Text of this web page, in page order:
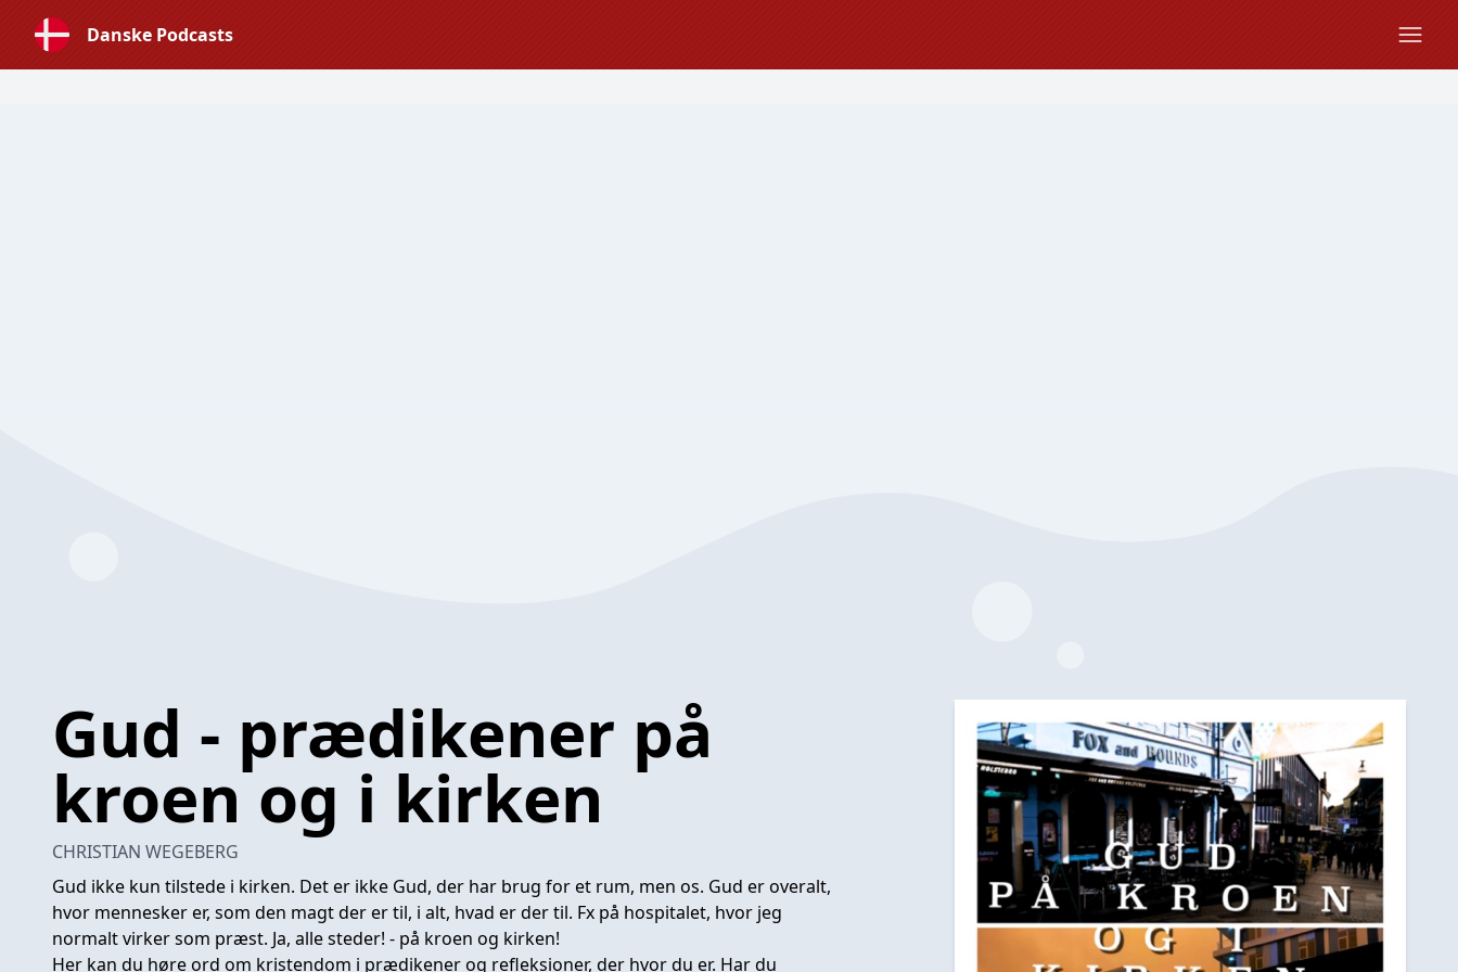
Danske Podcasts
Gud - prædikener på
kroen og i kirken
CHRISTIAN WEGEBERG
Gud ikke kun tilstede i kirken. Det er ikke Gud, der har brug for et rum, men os. Gud er overalt,
hvor mennesker er, som den magt der er til, i alt, hvad er der til. Fx på hospitalet, hvor jeg
normalt virker som præst. Ja, alle steder! - på kroen og kirken!
Her kan du høre ord om kristendom i prædikener og refleksioner, der hvor du er. Har du